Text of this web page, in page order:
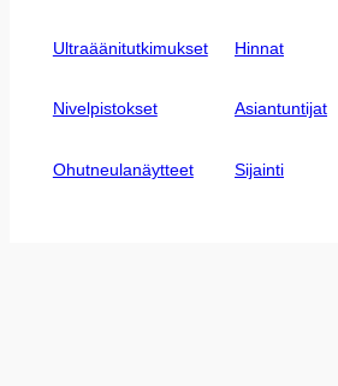
Ultraäänitutkimukset
Nivelpistokset
Ohutneulanäytteet
Hinnat
Asiantuntijat
Sijainti